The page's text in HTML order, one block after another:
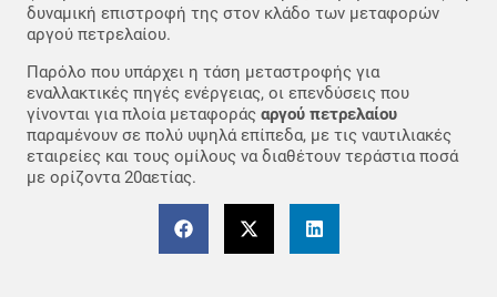
δυναμική επιστροφή της στον κλάδο των μεταφορών
αργού πετρελαίου.
Παρόλο που υπάρχει η τάση μεταστροφής για
εναλλακτικές πηγές ενέργειας, οι επενδύσεις που
γίνονται για πλοία μεταφοράς αργού πετρελαίου
παραμένουν σε πολύ υψηλά επίπεδα, με τις ναυτιλιακές
εταιρείες και τους ομίλους να διαθέτουν τεράστια ποσά
με ορίζοντα 20αετίας.